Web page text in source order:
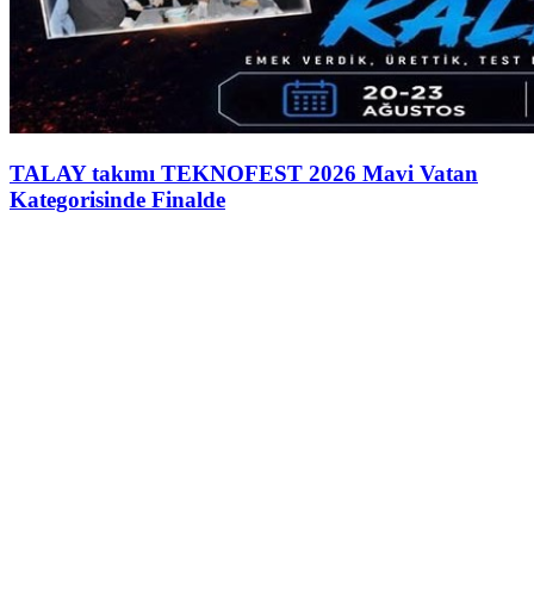
TALAY takımı TEKNOFEST 2026 Mavi Vatan
Kategorisinde Finalde